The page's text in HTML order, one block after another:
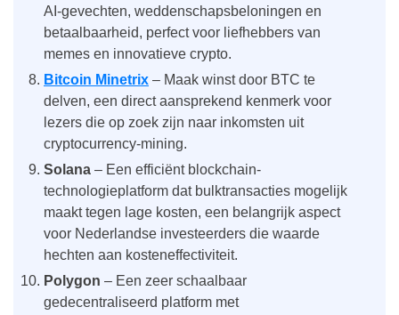
AI-gevechten, weddenschapsbeloningen en
betaalbaarheid, perfect voor liefhebbers van
memes en innovatieve crypto.
Bitcoin Minetrix – Maak winst door BTC te
delven, een direct aansprekend kenmerk voor
lezers die op zoek zijn naar inkomsten uit
cryptocurrency-mining.
Solana – Een efficiënt blockchain-
technologieplatform dat bulktransacties mogelijk
maakt tegen lage kosten, een belangrijk aspect
voor Nederlandse investeerders die waarde
hechten aan kosteneffectiviteit.
Polygon – Een zeer schaalbaar
gedecentraliseerd platform met